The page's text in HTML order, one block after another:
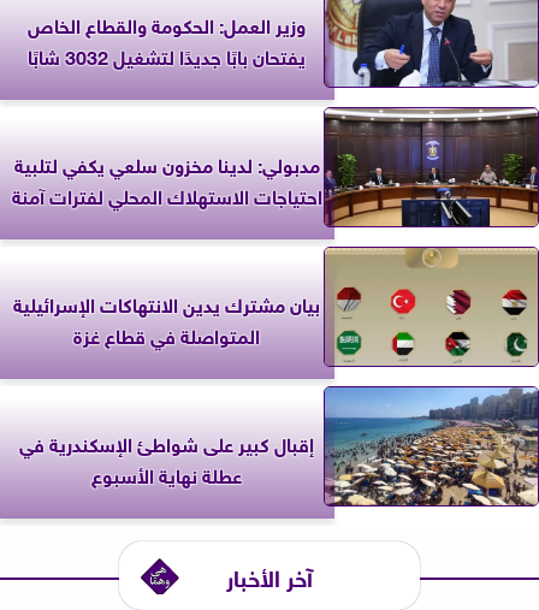
وزير العمل: الحكومة والقطاع الخاص
يفتحان بابًا جديدًا لتشغيل 3032 شابًا
مدبولي: لدينا مخزون سلعي يكفي لتلبية
احتياجات الاستهلاك المحلي لفترات آمنة
بيان مشترك يدين الانتهاكات الإسرائيلية
المتواصلة في قطاع غزة
إقبال كبير على شواطئ الإسكندرية في
عطلة نهاية الأسبوع
آخر الأخبار